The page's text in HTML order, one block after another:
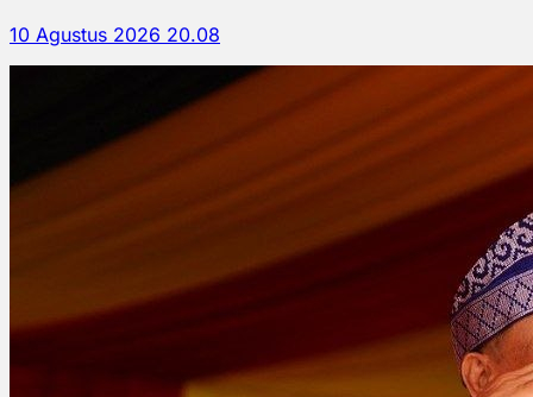
10 Agustus 2026 20.08